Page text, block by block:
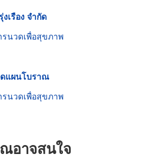
เรือง จำกัด
รนวดเพื่อสุขภาพ
แผนโบราณ
รนวดเพื่อสุขภาพ
อาจสนใจ